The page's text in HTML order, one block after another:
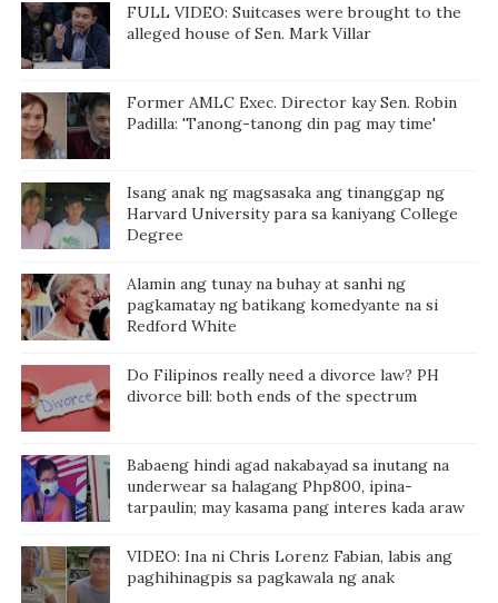
FULL VIDEO: Suitcases were brought to the
alleged house of Sen. Mark Villar
Former AMLC Exec. Director kay Sen. Robin
Padilla: 'Tanong-tanong din pag may time'
Isang anak ng magsasaka ang tinanggap ng
Harvard University para sa kaniyang College
Degree
Alamin ang tunay na buhay at sanhi ng
pagkamatay ng batikang komedyante na si
Redford White
Do Filipinos really need a divorce law? PH
divorce bill: both ends of the spectrum
Babaeng hindi agad nakabayad sa inutang na
underwear sa halagang Php800, ipina-
tarpaulin; may kasama pang interes kada araw
VIDEO: Ina ni Chris Lorenz Fabian, labis ang
paghihinagpis sa pagkawala ng anak